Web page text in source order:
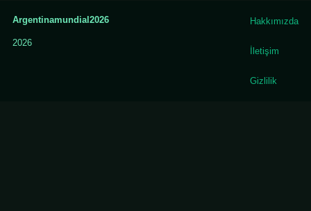
Argentinamundial2026
2026
Hakkımızda
İletişim
Gizlilik